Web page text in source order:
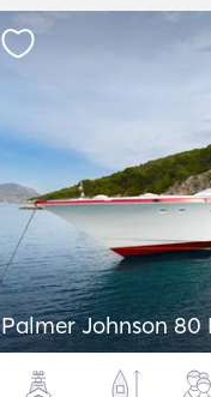
Palmer Johnson 80